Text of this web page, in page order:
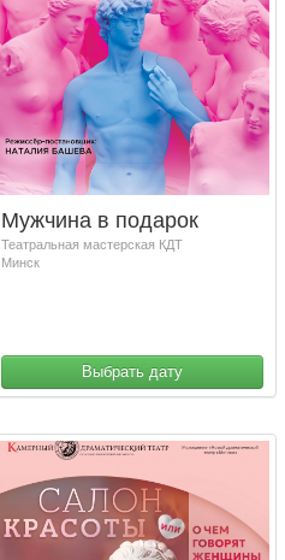
Мужчина в подарок
Театральная мастерская КДТ
Минск
Выбрать дату